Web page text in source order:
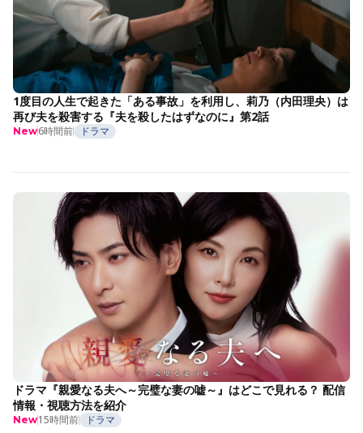
1度目の人生で起きた「ある事故」を利用し、莉乃（内田理央）は
再び夫を殺害する『夫を殺したはずなのに』第2話
New6時間前 ドラマ
ドラマ『親愛なる夫へ～完璧な妻の嘘～』はどこで見れる？ 配信
情報・視聴方法を紹介
New15時間前 ドラマ